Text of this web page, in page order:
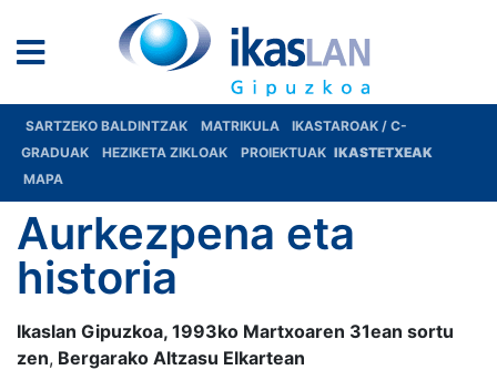
SARTZEKO BALDINTZAK MATRIKULA
IKASTAROAK / C-
GRADUAK
HEZIKETA ZIKLOAK PROIEKTUAK IKASTETXEAK
MAPA
Aurkezpena eta
historia
Ikaslan Gipuzkoa, 1993ko Martxoaren 31ean sortu
zen, Bergarako Altzasu Elkartean